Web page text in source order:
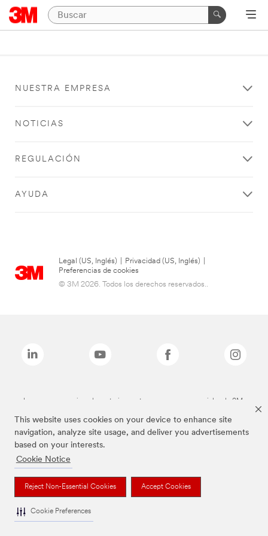
This website uses cookies on your device to enhance site
navigation, analyze site usage, and deliver you advertisements
based on your interests.
Cookie Notice
Reject Non-Essential Cookies Accept Cookies
Cookie Preferences
NUESTRA EMPRESA
NOTICIAS
REGULACIÓN
AYUDA
Legal (US, Inglés) Privacidad (US, Inglés)
Preferencias de cookies
© 3M 2026. Todos los derechos reservados..
Las marcas mencionadas anteriormente son marcas comerciales de 3M.